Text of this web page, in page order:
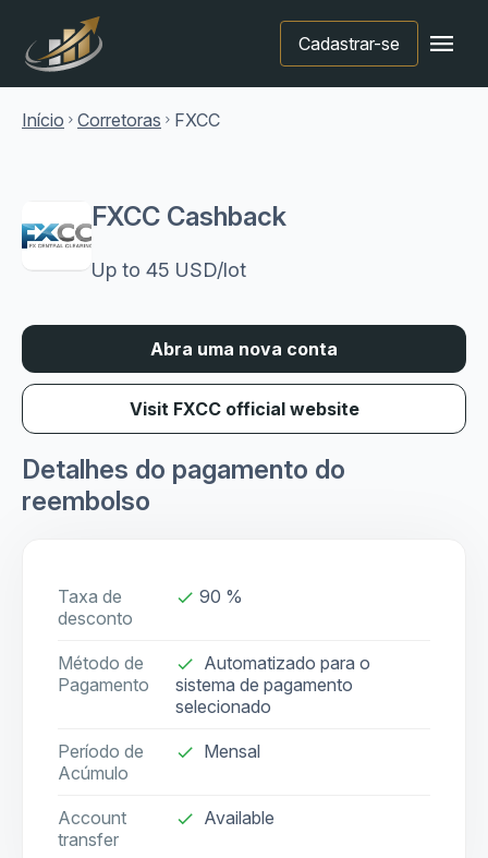
Cadastrar-se menu
Início chevron_right Corretoras chevron_right FXCC
FXCC Cashback
Up to 45 USD/lot
Abra uma nova conta
Visit FXCC official website
Detalhes do pagamento do
reembolso
Taxa de
desconto
done 90 %
Método de
Pagamento
done
Automatizado para o
sistema de pagamento
selecionado
Período de
Acúmulo
done Mensal
Account
transfer
check Available